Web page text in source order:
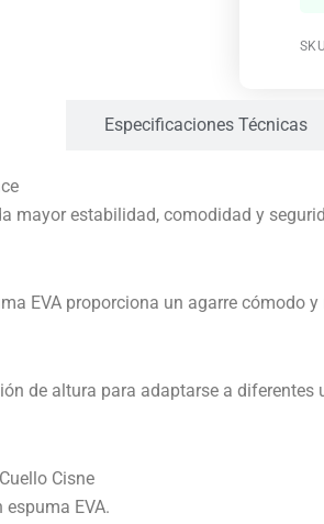
Especificaciones Técnicas
mayor estabilidad, comodidad y
EVA proporciona un agarre cómodo
de altura para adaptarse a
Cisne
EVA.